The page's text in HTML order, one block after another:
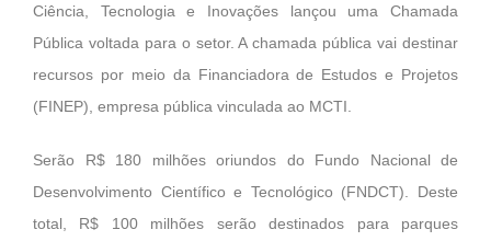
Ciência, Tecnologia e Inovações lançou uma Chamada
Pública voltada para o setor. A chamada pública vai destinar
recursos por meio da Financiadora de Estudos e Projetos
(FINEP), empresa pública vinculada ao MCTI.
Serão R$ 180 milhões oriundos do Fundo Nacional de
Desenvolvimento Científico e Tecnológico (FNDCT). Deste
total, R$ 100 milhões serão destinados para parques